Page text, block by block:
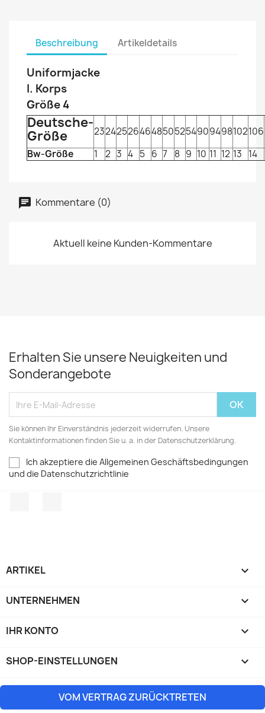
Beschreibung Artikeldetails
Uniformjacke
I. Korps
Größe 4
Deutsche-
Größe 232425264648505254909498102106
Bw-Größe
1 2 3 4 5 6 7 8 9 10 11 12 13 14
Kommentare (0)
Aktuell keine Kunden-Kommentare
Erhalten Sie unsere Neuigkeiten und
Sonderangebote
Sie können Ihr Einverständnis jederzeit widerrufen. Unsere
Kontaktinformationen finden Sie u. a. in der Datenschutzerklärung.
Ich akzeptiere die Allgemeinen Geschäftsbedingungen
und die Datenschutzrichtlinie
ARTIKEL 
UNTERNEHMEN 
IHR KONTO 
SHOP-EINSTELLUNGEN keyboard_arrow_down
VOM VERTRAG ZURÜCKTRETEN